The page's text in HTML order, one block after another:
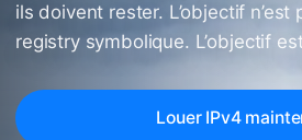
ils doivent rester. L’objectif
registry symbolique. L’objectif
Louer IPv4